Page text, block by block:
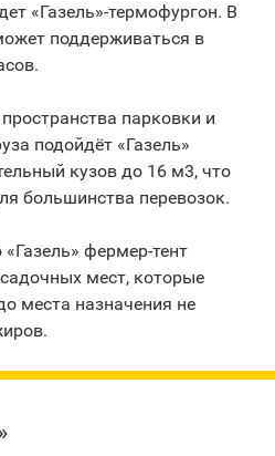
«Газель»-термофургон. В
поддерживаться в
парковки и
подойдёт «Газель»
кузов до 16 м3, что
большинства перевозок.
фермер-тент
мест, которые
места назначения не